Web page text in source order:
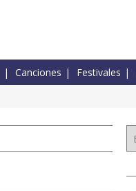
Canciones Festivales